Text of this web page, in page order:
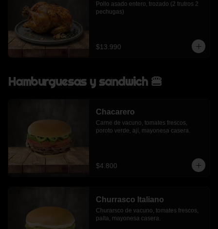
Pollo asado entero, trozado (2 trutros 2
pechugas)
$13.990
Hamburguesas y sandwich 🍔
Chacarero
Carne de vacuno, tomates frescos,
poroto verde, ají, mayonesa casera.
$4.800
Churrasco Italiano
Churarsco de vacuno, tomates frescos,
palta, mayonesa casera.